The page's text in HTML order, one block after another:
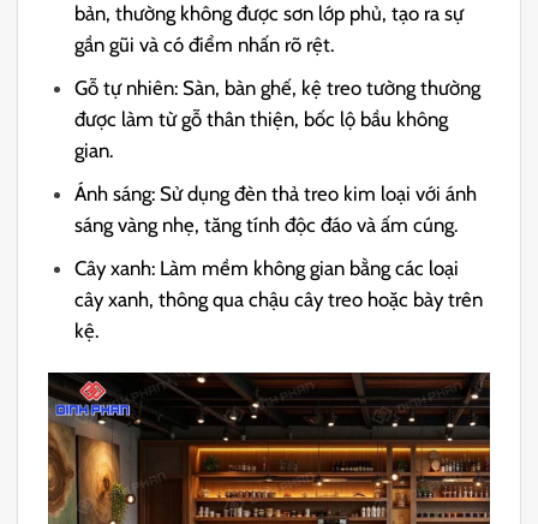
bản, thường không được sơn lớp phủ, tạo ra sự
gần gũi và có điểm nhấn rõ rệt.
Gỗ tự nhiên: Sàn, bàn ghế, kệ treo tường thường
được làm từ gỗ thân thiện, bốc lộ bầu không
gian.
Ánh sáng: Sử dụng đèn thả treo kim loại với ánh
sáng vàng nhẹ, tăng tính độc đáo và ấm cúng.
Cây xanh: Làm mềm không gian bằng các loại
cây xanh, thông qua chậu cây treo hoặc bày trên
kệ.